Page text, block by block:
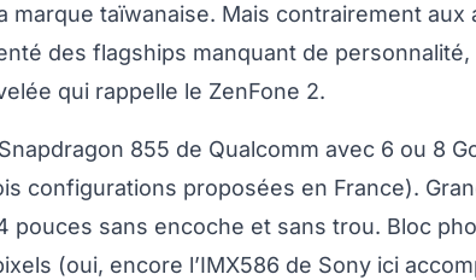
marque taïwanaise. Mais contrairement aux
des flagships manquant de personnalité,
qui rappelle le ZenFone 2.
855 de Qualcomm avec 6 ou 8
configurations proposées en France).
pouces sans encoche et sans trou. Bloc
(oui, encore l’IMX586 de Sony ici